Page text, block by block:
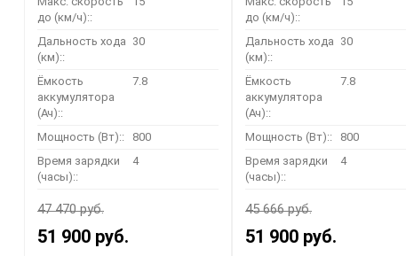
до (км/ч)::
Дальность хода
(км)::
30
Ёмкость
аккумулятора
(Ач)::
7.8
Мощность (Вт)::
800
Время зарядки
(часы)::
4
47 470 руб.
51 900 руб.
до (км/ч)::
Дальность хода
(км)::
30
Ёмкость
аккумулятора
(Ач)::
7.8
Мощность (Вт)::
800
Время зарядки
(часы)::
4
45 666 руб.
51 900 руб.